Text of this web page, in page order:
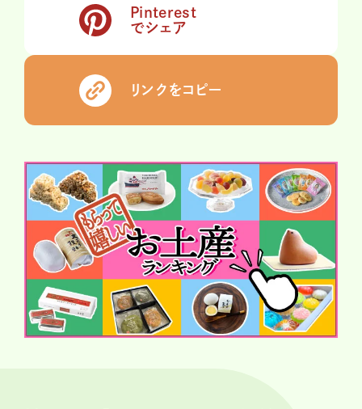
Pinterest
でシェア
リンクをコピー